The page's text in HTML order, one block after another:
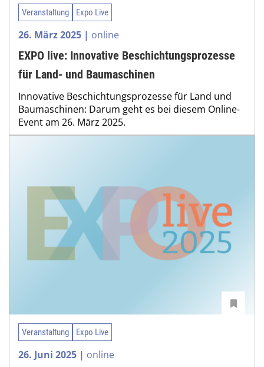
Veranstaltung Expo Live
26. März 2025 | online
EXPO live: Innovative Beschichtungsprozesse
für Land- und Baumaschinen
Innovative Beschichtungsprozesse für Land und
Baumaschinen: Darum geht es bei diesem Online-
Event am 26. März 2025.
Veranstaltung Expo Live
26. Juni 2025 | online